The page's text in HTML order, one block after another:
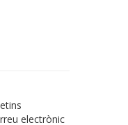
electrònic